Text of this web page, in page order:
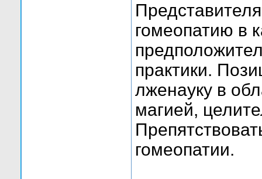
гомеопатию в
практики.
лженауку в
магией,
гомеопатии.